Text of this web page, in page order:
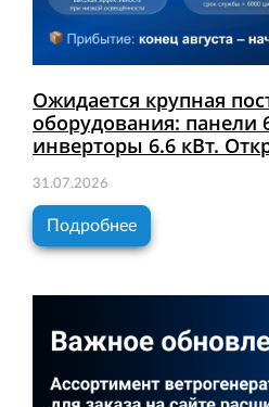
Ожидается крупная
оборудования: панели
инверторы 6.6 кВт.
31.07.2026
Подробнее